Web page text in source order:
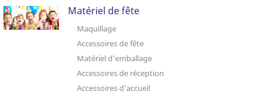
Matériel de fête
Maquillage
Accessoires de fête
Matériel d'emballage
Accessoires de réception
Accessoires d'accueil